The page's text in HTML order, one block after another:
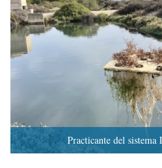
Practicante del